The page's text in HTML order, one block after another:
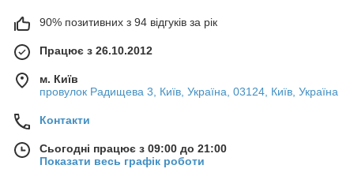
90% позитивних з 94 відгуків за рік
Працює з 26.10.2012
м. Київ
провулок Радищева 3, Київ, Україна, 03124, Київ, Україна
Контакти
Сьогодні працює з 09:00 до 21:00
Показати весь графік роботи